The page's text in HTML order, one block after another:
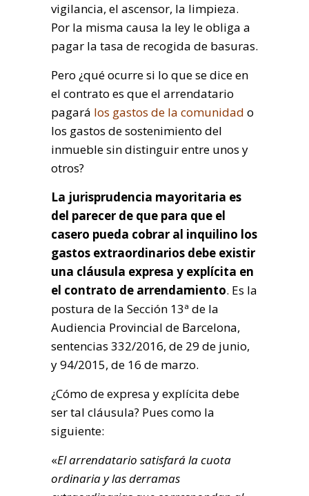
vigilancia, el ascensor, la limpieza.
Por la misma causa la ley le obliga a
pagar la tasa de recogida de basuras.
Pero ¿qué ocurre si lo que se dice en
el contrato es que el arrendatario
pagará los gastos de la comunidad o
los gastos de sostenimiento del
inmueble sin distinguir entre unos y
otros?
La jurisprudencia mayoritaria es
del parecer de que para que el
casero pueda cobrar al inquilino los
gastos extraordinarios debe existir
una cláusula expresa y explícita en
el contrato de arrendamiento. Es la
postura de la Sección 13ª de la
Audiencia Provincial de Barcelona,
sentencias 332/2016, de 29 de junio,
y 94/2015, de 16 de marzo.
¿Cómo de expresa y explícita debe
ser tal cláusula? Pues como la
siguiente:
«El arrendatario satisfará la cuota
ordinaria y las derramas